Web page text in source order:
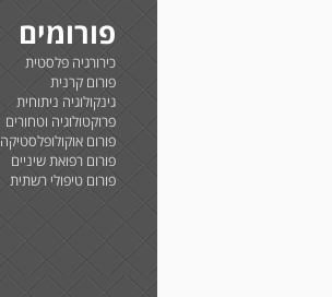
פורומים
כירורגיה פלסטית
פורום קרנית
גינקולוגיה ניתוחית
פרוקטולוגיה וטחורים
פורום אוקולופלסטיקה
פורום רפואת שיניים
פורום טיפולי רשתית